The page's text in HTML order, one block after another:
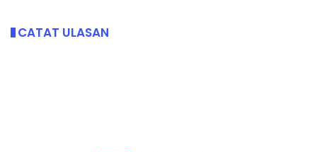
CATAT ULASAN